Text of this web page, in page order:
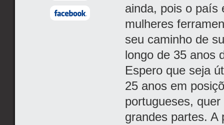
ainda, pois o país
mulheres
seu caminho de
longo de 35 anos
Espero que seja
25 anos em
portugueses,
grandes partes. A